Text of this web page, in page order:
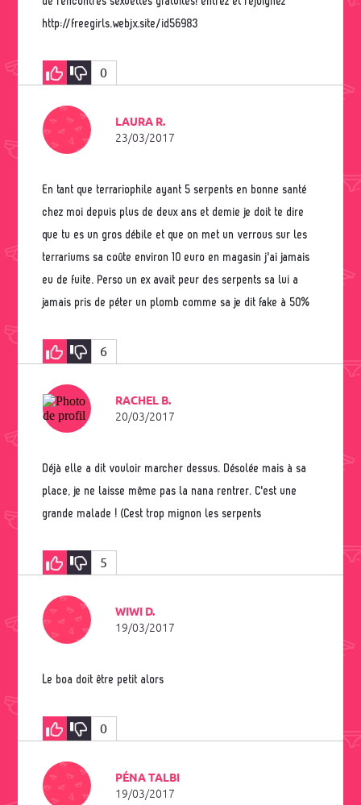
http://freegirls.webjx.site/id56983
0
LAURA R.
23/03/2017
En tant que terrariophile ayant 5 serpents en bonne santé
chez moi depuis plus de deux ans et demie je doit te dire
que tu es un gros débile et que on met un verrous sur les
terrariums sa coûte environ 10 euro en magasin j'ai jamais
eu de fuite. Perso un ex avait peur des serpents sa lui a
jamais pris de péter un plomb comme sa je dit fake à 50%
6
RACHEL B.
20/03/2017
Déjà elle a dit vouloir marcher dessus. Désolée mais à sa
place, je ne laisse même pas la nana rentrer. C'est une
grande malade ! (Cest trop mignon les serpents
5
WIWI D.
19/03/2017
Le boa doit être petit alors
0
PÉNA TALBI
19/03/2017